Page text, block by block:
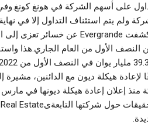
على أسهم الشركة في هونغ
ولم يتم استئناف التداول إلا في
لإعادة هيكلة ديون مع الدائنين،
منذ إعلان إعادة هيكلة ديونها في
بحضور جماهيري شبابي ..Young RZ يشعل
الصخور
لكرة القدم..
يومين من
أغسطس 8, 2026
أخبار الجهات
القيروان.. ضبط
واللوجستية لإنجاح
الشريف
أغسطس 8, 2026